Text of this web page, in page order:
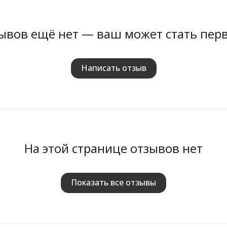
ещё нет — ваш может стать
Написать отзыв
На этой странице отзывов нет
Показать все отзывы